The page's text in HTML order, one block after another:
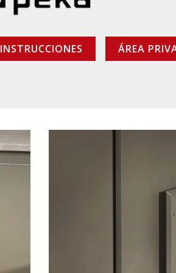
INSTRUCCIONES ÁREA